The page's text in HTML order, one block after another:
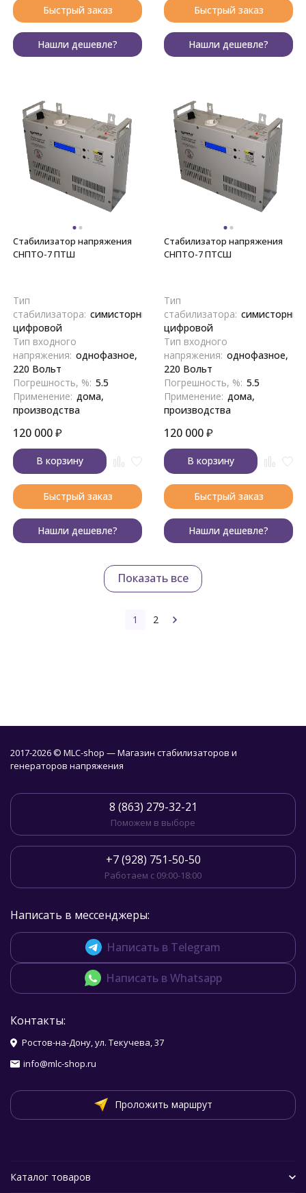
Быстрый заказ
Нашли дешевле?
Быстрый заказ
Нашли дешевле?
Стабилизатор напряжения
СНПТО-7 ПТШ
Тип
стабилизатора: симисторный,
цифровой
Тип входного
напряжения: однофазное,
220 Вольт
Погрешность, %: 5.5
Применение: дома,
производства
120 000₽
В корзину
Быстрый заказ
Нашли дешевле?
Стабилизатор напряжения
СНПТО-7 ПТСШ
Тип
стабилизатора:
цифровой
Тип входного
напряжения: однофазное,
220 Вольт
Погрешность, %: 5.5
Применение: дома,
производства
120 000₽
В корзину
Быстрый заказ
Нашли дешевле?
Показать все
1 2
2017-2026 © MLC-shop — Магазин стабилизаторов и
генераторов напряжения
8 (863) 279-32-21
Поможем в выборе
+7 (928) 751-50-50
Работаем с 09:00-18:00
Написать в мессенджеры:
Написать в Telegram
Написать в Whatsapp
Контакты:
Ростов-на-Дону, ул. Текучева, 37
info@mlc-shop.ru
Проложить маршрут
Каталог товаров